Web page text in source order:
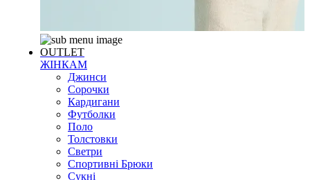
OUTLET
ЖІНКАМ
Джинси
Сорочки
Кардигани
Футболки
Поло
Толстовки
Светри
Спортивні Брюки
Сукні